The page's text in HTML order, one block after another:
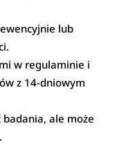
lub
w regulaminie i
z 14-dniowym
ale może